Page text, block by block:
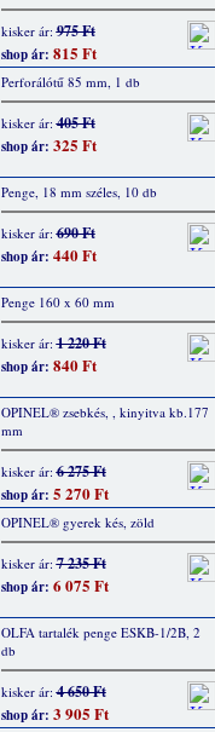
kisker ár:975 Ft
shop ár: 815 Ft
Perforálótű 85 mm, 1 db
kisker ár:405 Ft
shop ár: 325 Ft
Penge, 18 mm széles, 10 db
kisker ár:690 Ft
shop ár: 440 Ft
Penge 160 x 60 mm
kisker ár:1 220 Ft
shop ár: 840 Ft
OPINEL® zsebkés, , kinyitva kb.177
mm
kisker ár:6 275 Ft
shop ár: 5 270 Ft
OPINEL® gyerek kés, zöld
kisker ár:7 235 Ft
shop ár: 6 075 Ft
OLFA tartalék penge ESKB-1/2B, 2
db
kisker ár:4 650 Ft
shop ár: 3 905 Ft